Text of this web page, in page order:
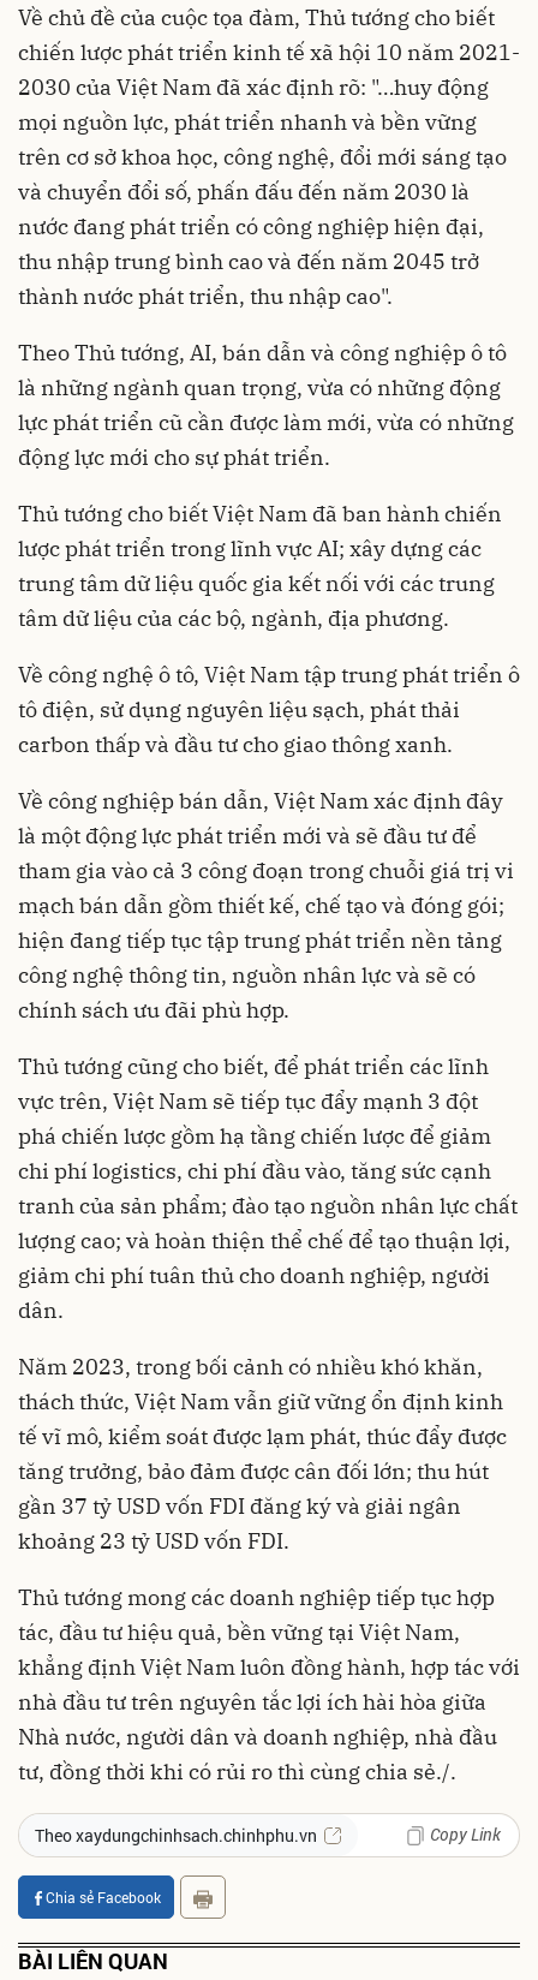
Về chủ đề của cuộc tọa đàm, Thủ tướng cho biết
chiến lược phát triển kinh tế xã hội 10 năm 2021-
2030 của Việt Nam đã xác định rõ: "…huy động
mọi nguồn lực, phát triển nhanh và bền vững
trên cơ sở khoa học, công nghệ, đổi mới sáng tạo
và chuyển đổi số, phấn đấu đến năm 2030 là
nước đang phát triển có công nghiệp hiện đại,
thu nhập trung bình cao và đến năm 2045 trở
thành nước phát triển, thu nhập cao".
Theo Thủ tướng, AI, bán dẫn và công nghiệp ô tô
là những ngành quan trọng, vừa có những động
lực phát triển cũ cần được làm mới, vừa có những
động lực mới cho sự phát triển.
Thủ tướng cho biết Việt Nam đã ban hành chiến
lược phát triển trong lĩnh vực AI; xây dựng các
trung tâm dữ liệu quốc gia kết nối với các trung
tâm dữ liệu của các bộ, ngành, địa phương.
Về công nghệ ô tô, Việt Nam tập trung phát triển ô
tô điện, sử dụng nguyên liệu sạch, phát thải
carbon thấp và đầu tư cho giao thông xanh.
Về công nghiệp bán dẫn, Việt Nam xác định đây
là một động lực phát triển mới và sẽ đầu tư để
tham gia vào cả 3 công đoạn trong chuỗi giá trị vi
mạch bán dẫn gồm thiết kế, chế tạo và đóng gói;
hiện đang tiếp tục tập trung phát triển nền tảng
công nghệ thông tin, nguồn nhân lực và sẽ có
chính sách ưu đãi phù hợp.
Thủ tướng cũng cho biết, để phát triển các lĩnh
vực trên, Việt Nam sẽ tiếp tục đẩy mạnh 3 đột
phá chiến lược gồm hạ tầng chiến lược để giảm
chi phí logistics, chi phí đầu vào, tăng sức cạnh
tranh của sản phẩm; đào tạo nguồn nhân lực chất
lượng cao; và hoàn thiện thể chế để tạo thuận lợi,
giảm chi phí tuân thủ cho doanh nghiệp, người
dân.
Năm 2023, trong bối cảnh có nhiều khó khăn,
thách thức, Việt Nam vẫn giữ vững ổn định kinh
tế vĩ mô, kiểm soát được lạm phát, thúc đẩy được
tăng trưởng, bảo đảm được cân đối lớn; thu hút
gần 37 tỷ USD vốn FDI đăng ký và giải ngân
khoảng 23 tỷ USD vốn FDI.
Thủ tướng mong các doanh nghiệp tiếp tục hợp
tác, đầu tư hiệu quả, bền vững tại Việt Nam,
khẳng định Việt Nam luôn đồng hành, hợp tác với
nhà đầu tư trên nguyên tắc lợi ích hài hòa giữa
Nhà nước, người dân và doanh nghiệp, nhà đầu
tư, đồng thời khi có rủi ro thì cùng chia sẻ./.
Theo xaydungchinhsach.chinhphu.vn Copy Link
Chia sẻ Facebook
BÀI LIÊN QUAN